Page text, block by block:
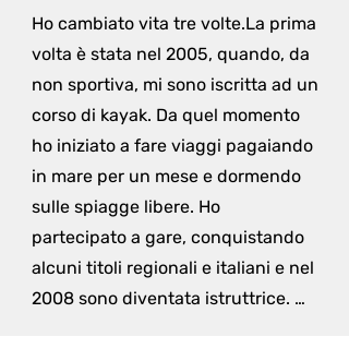
Ho cambiato vita tre volte.La prima
volta è stata nel 2005, quando, da
non sportiva, mi sono iscritta ad un
corso di kayak. Da quel momento
ho iniziato a fare viaggi pagaiando
in mare per un mese e dormendo
sulle spiagge libere. Ho
partecipato a gare, conquistando
alcuni titoli regionali e italiani e nel
2008 sono diventata istruttrice.